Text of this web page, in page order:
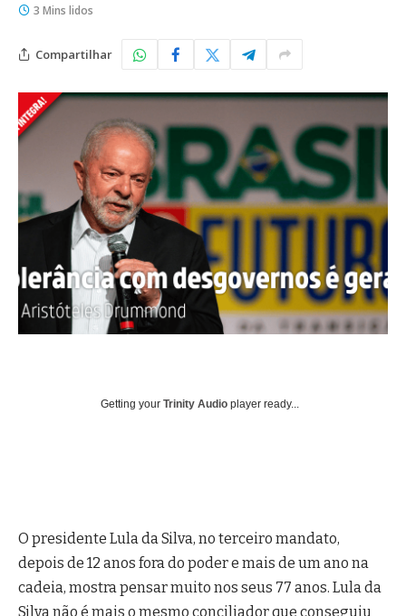
3 Mins lidos
Compartilhar
Getting your Trinity Audio player ready...
O presidente Lula da Silva, no terceiro mandato,
depois de 12 anos fora do poder e mais de um ano na
cadeia, mostra pensar muito nos seus 77 anos. Lula da
Silva não é mais o mesmo conciliador que conseguiu